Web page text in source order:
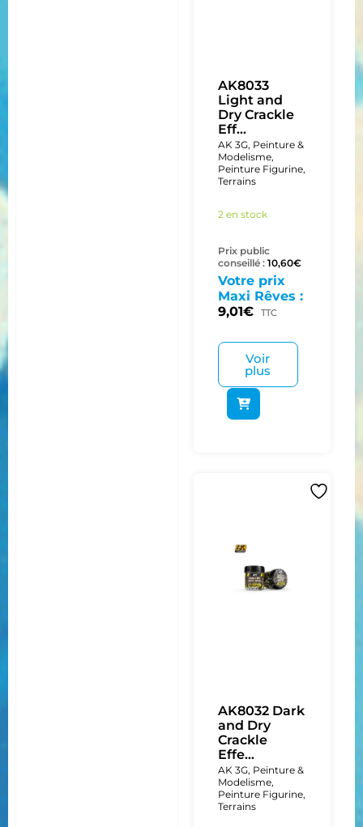
AK8033
Light and
Dry Crackle
Eff...
AK 3G, Peinture &
Modelisme,
Peinture Figurine,
Terrains
2 en stock
Prix public
conseillé : 10,60€
Votre prix
Maxi Rêves :
9,01€ TTC
Voir
plus
AK8032 Dark
and Dry
Crackle
Effe...
AK 3G, Peinture &
Modelisme,
Peinture Figurine,
Terrains